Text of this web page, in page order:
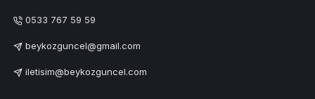
0533 767 59 59
beykozguncel@gmail.com
iletisim@beykozguncel.com